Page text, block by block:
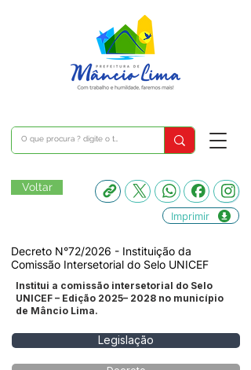
Voltar
Imprimir
Decreto N°72/2026 - Instituição da
Comissão Intersetorial do Selo UNICEF
Institui a comissão intersetorial do Selo
UNICEF – Edição 2025– 2028 no município
de Mâncio Lima.
Legislação